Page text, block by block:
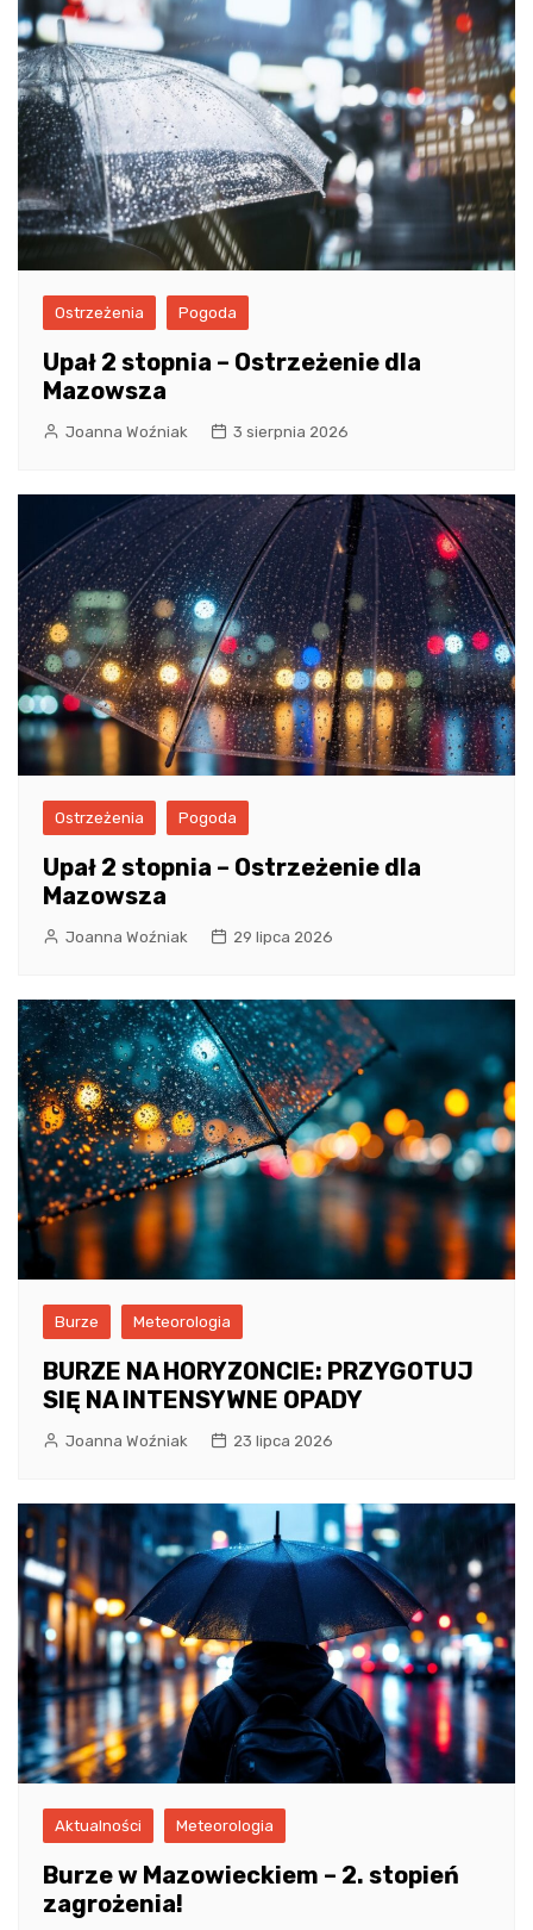
Ostrzeżenia Pogoda
Upał 2 stopnia – Ostrzeżenie dla
Mazowsza
Joanna Woźniak 3 sierpnia 2026
Ostrzeżenia Pogoda
Upał 2 stopnia – Ostrzeżenie dla
Mazowsza
Joanna Woźniak 29 lipca 2026
Burze Meteorologia
BURZE NA HORYZONCIE: PRZYGOTUJ
SIĘ NA INTENSYWNE OPADY
Joanna Woźniak 23 lipca 2026
Aktualności Meteorologia
Burze w Mazowieckiem – 2. stopień
zagrożenia!